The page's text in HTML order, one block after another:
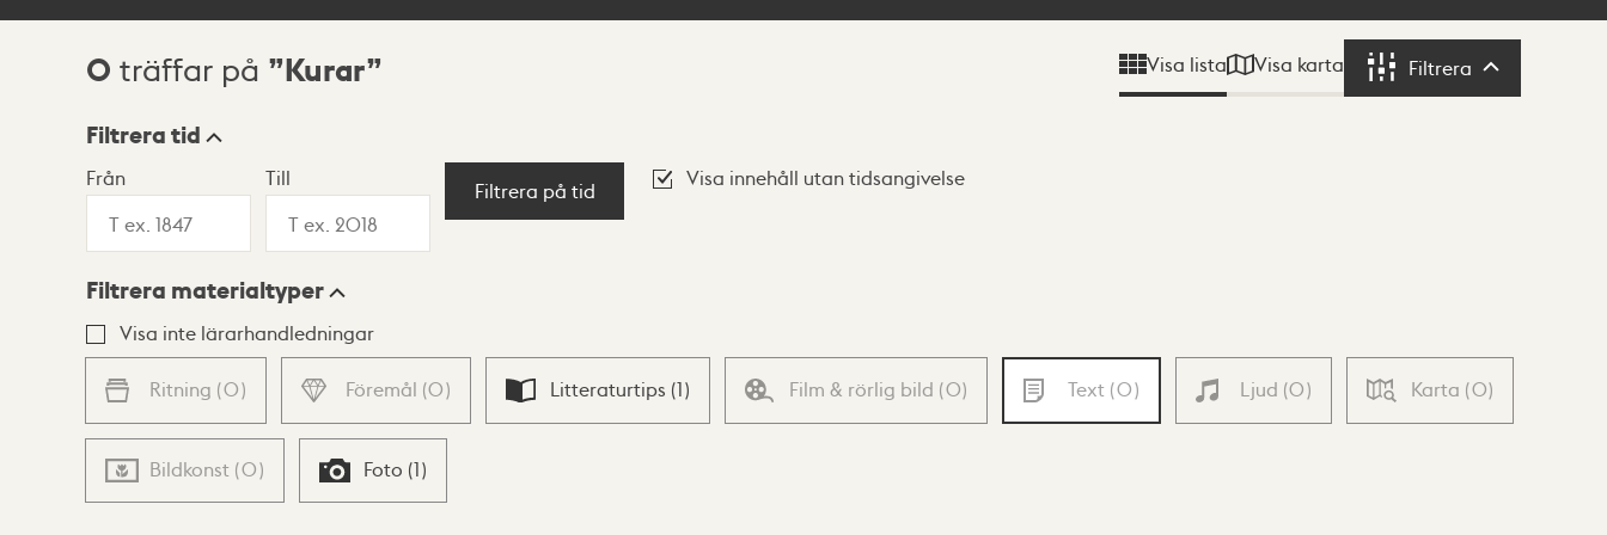
Sökresultat
0 träffar på Kurar Visa lista Visa karta Filtrera Filtrera
Visningsläge
Lista Karta
Filtrera tid
Från Till
Filtrera på tid
Visa innehåll utan tidsangivelse
Filtrera materialtyper
Visa inte lärarhandledningar
Ritning (0) Föremål (0) Litteraturtips (1) Film & rörlig bild (0) Text (0) Ljud (0) Karta (0)
Bildkonst (0) Foto (1)